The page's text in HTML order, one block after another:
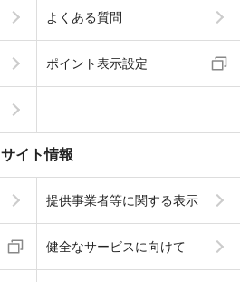
よくある質問
ポイント表示設定
サイト情報
提供事業者等に関する表示
健全なサービスに向けて